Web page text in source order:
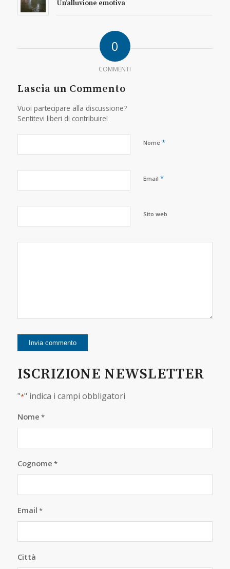
Un’alluvione emotiva
0
COMMENTI
Lascia un Commento
Vuoi partecipare alla discussione?
Sentitevi liberi di contribuire!
Nome *
Email *
Sito web
ISCRIZIONE NEWSLETTER
"*" indica i campi obbligatori
Nome *
Cognome *
Email *
Città